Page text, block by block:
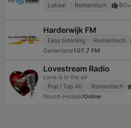
Lokaal Romantisch 9
Harderwijk FM
Easy listening Romantisch
Gelderland107.7 FM
Lovestream Radio
Love is in the air
Pop / Top 40
Romantisch
Noord-HollandOnline